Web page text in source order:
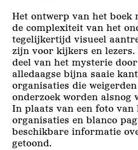
Het ontwerp van het boek
de complexiteit van het
tegelijkertijd visueel
zijn voor kijkers en
deel van het mysterie
alledaagse bijna saaie
organisaties die
onderzoek worden alsnog
In plaats van een foto
organisaties en blanco
beschikbare informatie
getoond.